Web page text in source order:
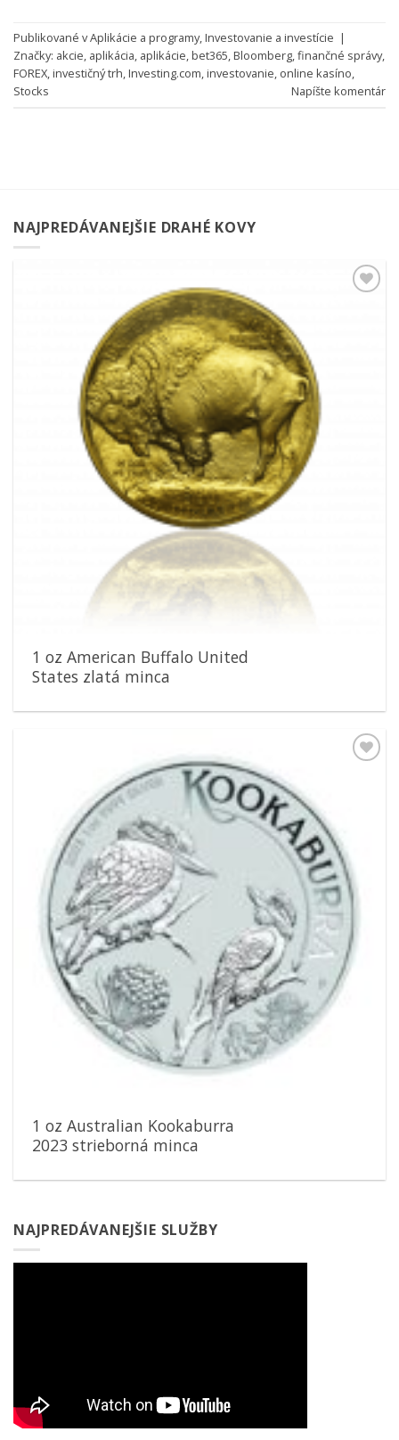
Publikované vAplikácie a programy,Investovanie a investície |
Značky: akcie, aplikácia, aplikácie,bet365,Bloomberg,finančné správy,
FOREX,investičný trh,Investing.com,investovanie, online kasíno,
Stocks
Napíšte komentár
NAJPREDÁVANEJŠIE DRAHÉ KOVY
1 oz American Buffalo United
States zlatá minca
1 oz Australian Kookaburra
2023 strieborná minca
NAJPREDÁVANEJŠIE SLUŽBY